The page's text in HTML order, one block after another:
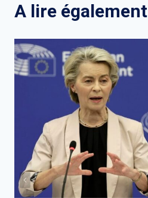
A lire également